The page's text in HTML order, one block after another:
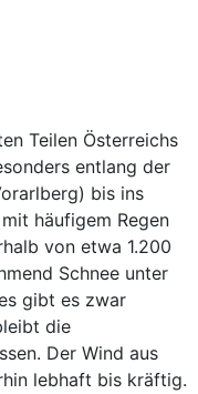
Teilen Österreichs
entlang der
bis ins
häufigem Regen
von etwa 1.200
Schnee unter
gibt es zwar
die
Der Wind aus
lebhaft bis kräftig.